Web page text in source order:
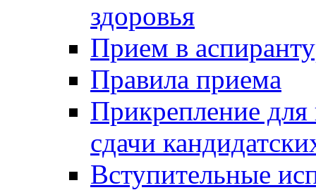
здоровья
Прием в
Правила приема
Прикрепление для
сдачи
Вступительные